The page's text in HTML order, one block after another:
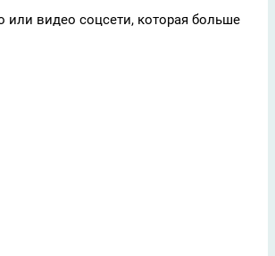
или видео соцсети, которая больше